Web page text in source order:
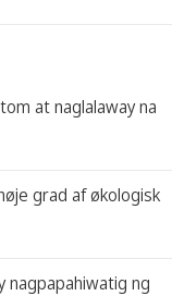
at naglalaway na
grad af økologisk
nagpapahiwatig ng